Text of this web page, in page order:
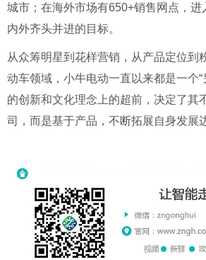
城市；在海外市场有650+销售网点，进
内外齐头并进的目标。
从众筹明星到花样营销，从产品定位到
动车领域，小牛电动一直以来都是一个“
的创新和文化理念上的超前，决定了其
司，而是基于产品，不断拓展自身发展